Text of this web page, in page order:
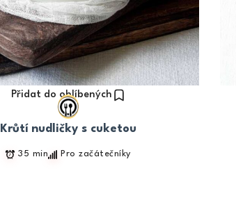
Přidat do oblíbených
Krůtí nudličky s cuketou
35 min Pro začátečníky